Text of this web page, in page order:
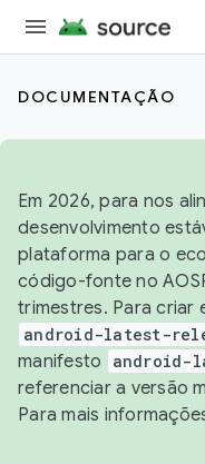
DOCUMENTAÇÃO
Em 2026, para nos
desenvolvimento
plataforma para o
código-fonte no
trimestres. Para criar
android-latest-
manifesto
android-
referenciar a versão
Para mais